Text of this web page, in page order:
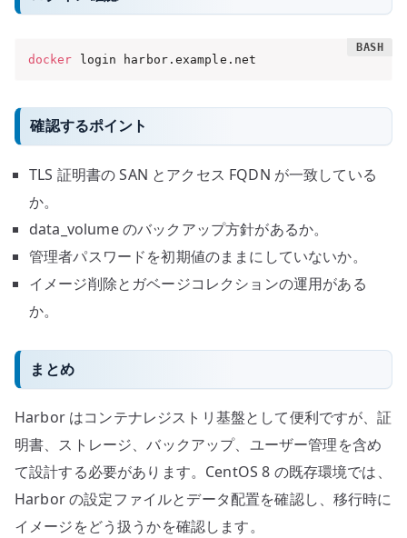
docker login harbor.example.net
確認するポイント
TLS 証明書の SAN とアクセス FQDN が一致している
か。
data_volume のバックアップ方針があるか。
管理者パスワードを初期値のままにしていないか。
イメージ削除とガベージコレクションの運用がある
か。
まとめ
Harbor はコンテナレジストリ基盤として便利ですが、証
明書、ストレージ、バックアップ、ユーザー管理を含め
て設計する必要があります。CentOS 8 の既存環境では、
Harbor の設定ファイルとデータ配置を確認し、移行時に
イメージをどう扱うかを確認します。